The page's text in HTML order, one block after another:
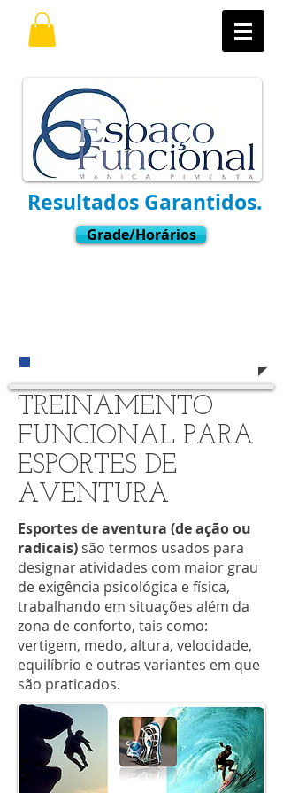
Resultados Garantidos.
Grade/Horários
TREINAMENTO
FUNCIONAL PARA
ESPORTES DE
AVENTURA
Esportes de aventura (de ação ou
radicais) são termos usados para
designar atividades com maior grau
de exigência psicológica e física,
trabalhando em situações além da
zona de conforto, tais como:
vertigem, medo, altura, velocidade,
equilíbrio e outras variantes em que
são praticados.